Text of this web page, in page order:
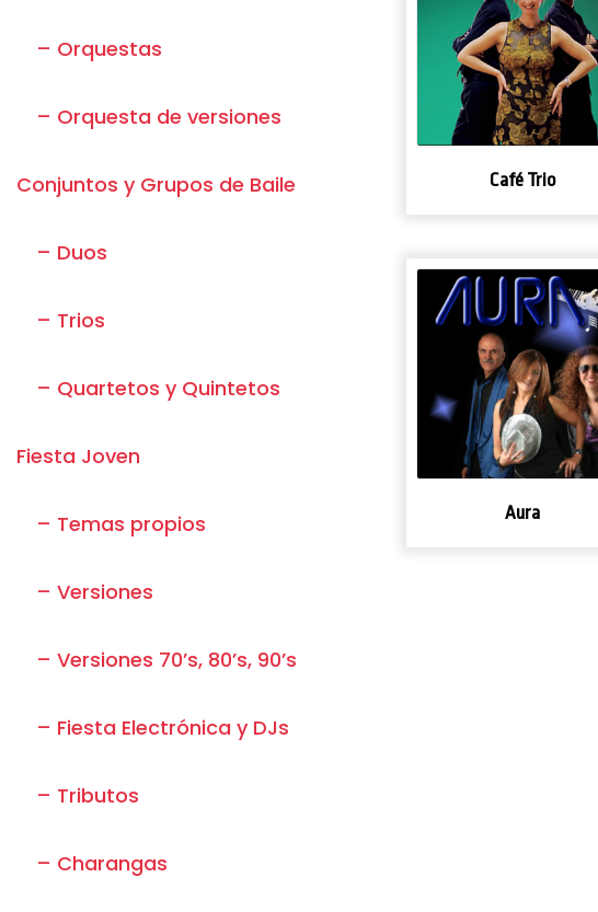
Café Trio
Aura
– Orquestas
– Orquesta de versiones
Conjuntos y Grupos de Baile
– Duos
– Trios
– Quartetos y Quintetos
Fiesta Joven
– Temas propios
– Versiones
– Versiones 70’s, 80’s, 90’s
– Fiesta Electrónica y DJs
– Tributos
– Charangas